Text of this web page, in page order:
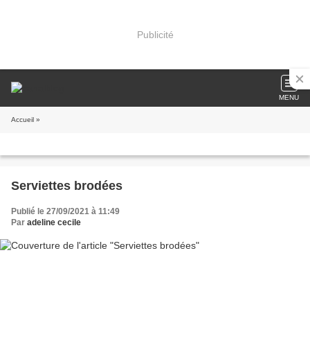
Publicité
MENU
Accueil »
Serviettes brodées
Publié le 27/09/2021 à 11:49
Par adeline cecile